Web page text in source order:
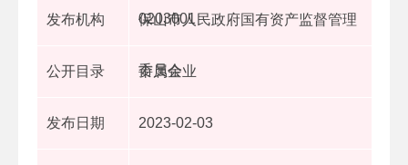
0203001
发布机构 保山市人民政府国有资产监督管理
委员会
公开目录 市属企业
发布日期 2023-02-03